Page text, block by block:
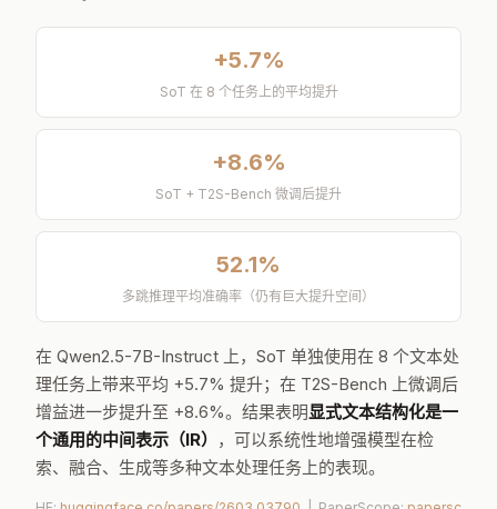
跳推理任务平均准确率仅 52.1%，最强模型也只有
+5.7%
SoT 在 8 个任务上的平均提升
+8.6%
SoT + T2S-Bench 微调后提升
52.1%
多跳推理平均准确率（仍有巨大提升空间）
在 Qwen2.5-7B-Instruct 上，SoT 单独使用在 8 个文本处